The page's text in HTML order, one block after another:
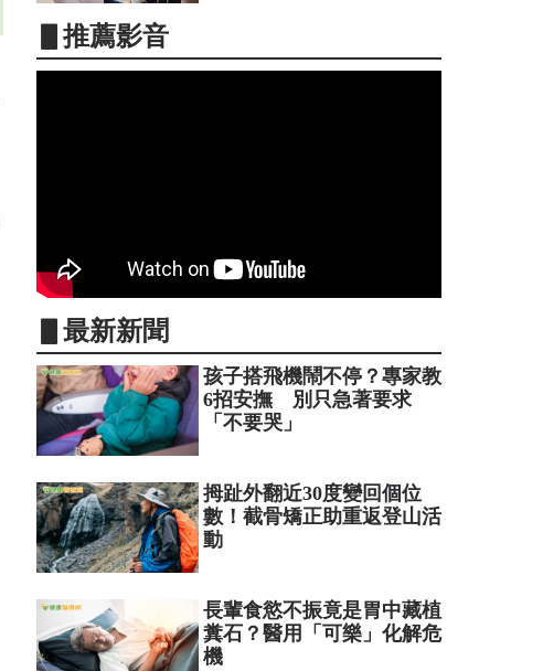
▋推薦影音
▋最新新聞
孩子搭飛機鬧不停？專家教
6招安撫 別只急著要求
「不要哭」
拇趾外翻近30度變回個位
數！截骨矯正助重返登山活
動
長輩食慾不振竟是胃中藏植
糞石？醫用「可樂」化解危
機